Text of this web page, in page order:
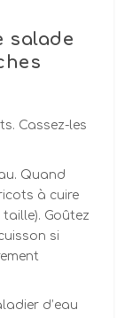
salade
Cassez-les
Quand
à cuire
Goûtez
si
d’eau